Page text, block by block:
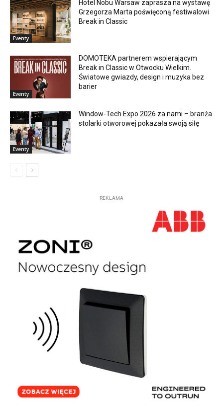
Eventy
Hotel Nobu Warsaw zaprasza na wystawę
Grzegorza Marta poświęconą festiwalowi
Break in Classic
Eventy
DOMOTEKA partnerem wspierającym
Break in Classic w Otwocku Wielkim.
Światowe gwiazdy, design i muzyka bez
barier
Eventy
Window-Tech Expo 2026 za nami – branża
stolarki otworowej pokazała swoją siłę
REKLAMA